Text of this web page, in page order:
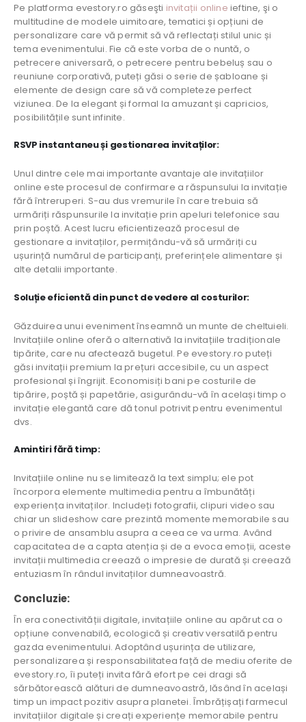
Pe platforma evestory.ro găseşti invitații online ieftine, şi o
multitudine de modele uimitoare, tematici și opțiuni de
personalizare care vă permit să vă reflectați stilul unic și
tema evenimentului. Fie că este vorba de o nuntă, o
petrecere aniversară, o petrecere pentru bebeluș sau o
reuniune corporativă, puteți găsi o serie de șabloane și
elemente de design care să vă completeze perfect
viziunea. De la elegant și formal la amuzant și capricios,
posibilitățile sunt infinite.
RSVP instantaneu și gestionarea invitaților:
Unul dintre cele mai importante avantaje ale invitațiilor
online este procesul de confirmare a răspunsului la invitație
fără întreruperi. S-au dus vremurile în care trebuia să
urmăriți răspunsurile la invitație prin apeluri telefonice sau
prin poștă. Acest lucru eficientizează procesul de
gestionare a invitaților, permițându-vă să urmăriți cu
ușurință numărul de participanți, preferințele alimentare și
alte detalii importante.
Soluție eficientă din punct de vedere al costurilor:
Găzduirea unui eveniment înseamnă un munte de cheltuieli.
Invitațiile online oferă o alternativă la invitațiile tradiționale
tipărite, care nu afectează bugetul. Pe evestory.ro puteți
găsi invitații premium la prețuri accesibile, cu un aspect
profesional și îngrijit. Economisiți bani pe costurile de
tipărire, poștă și papetărie, asigurându-vă în același timp o
invitație elegantă care dă tonul potrivit pentru evenimentul
dvs.
Amintiri fără timp:
Invitațiile online nu se limitează la text simplu; ele pot
încorpora elemente multimedia pentru a îmbunătăți
experiența invitaților. Includeți fotografii, clipuri video sau
chiar un slideshow care prezintă momente memorabile sau
o privire de ansamblu asupra a ceea ce va urma. Având
capacitatea de a capta atenția și de a evoca emoții, aceste
invitații multimedia creează o impresie de durată și creează
entuziasm în rândul invitaților dumneavoastră.
Concluzie:
În era conectivității digitale, invitațiile online au apărut ca o
opțiune convenabilă, ecologică și creativ versatilă pentru
gazda evenimentului. Adoptând ușurința de utilizare,
personalizarea și responsabilitatea față de mediu oferite de
evestory.ro, îi puteți invita fără efort pe cei dragi să
sărbătorească alături de dumneavoastră, lăsând în același
timp un impact pozitiv asupra planetei. Îmbrățișați farmecul
invitațiilor digitale și creați experiențe memorabile pentru